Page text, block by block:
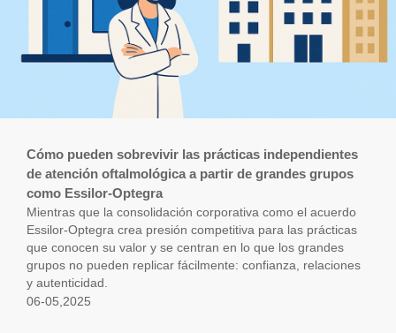
Cómo pueden sobrevivir las prácticas independientes
de atención oftalmológica a partir de grandes grupos
como Essilor-Optegra
Mientras que la consolidación corporativa como el acuerdo
Essilor-Optegra crea presión competitiva para las prácticas
que conocen su valor y se centran en lo que los grandes
grupos no pueden replicar fácilmente: confianza, relaciones
y autenticidad.
06-05,2025